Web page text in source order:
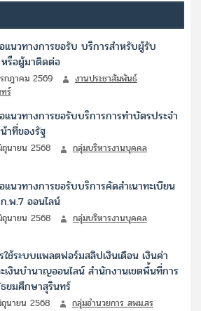
แนวทางการขอรับ บริการสำหรับผู้รับ
รือผู้มาติดต่อ
กฎาคม 2569
งานประชาสัมพันธ์
ร์
แนวทางการขอรับบริการการทำบัตรประจำ
าที่ของรัฐ
นายน 2568
กลุ่มบริหารงานบุคคล
นวทางการขอรับบริการคัดสำเนาทะเบียน
.พ.7 ออนไลน์
นายน 2568
กลุ่มบริหารงานบุคคล
ช้ระบบแพลตฟอร์มสลิปเงินเดือน เงินค่า
เงินบำนาญออนไลน์ สำนักงานเขตพื้นที่การ
ยมศึกษาสุรินทร์
นายน 2568 กลุ่มอำนวยการ สพม.สร